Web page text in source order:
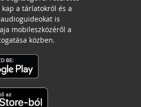
a tárlatokról és a
is
mobileszközéről a
közben.